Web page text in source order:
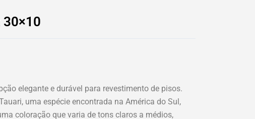
30×10
elegante e durável para revestimento de pisos.
uma espécie encontrada na América do Sul,
coloração que varia de tons claros a médios,